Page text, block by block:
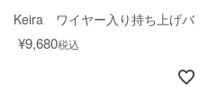
Keira ワイヤー入り持ち上げバ
¥9,680税込